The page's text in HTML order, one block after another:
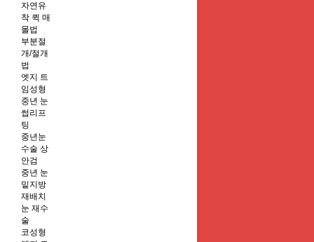
자연유
착 퀵 매
몰법
부분절
개/절개
법
엣지 트
임성형
중년 눈
썹리프
팅
중년눈
수술 상
안검
중년 눈
밑지방
재배치
눈 재수
술
코성형